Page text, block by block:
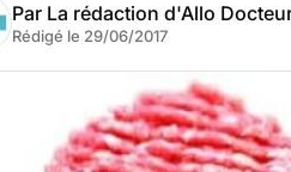
Par La rédaction d'Allo
Rédigé le 29/06/2017